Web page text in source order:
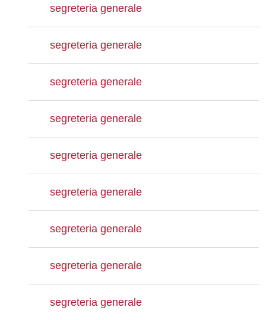
segreteria generale
segreteria generale
segreteria generale
segreteria generale
segreteria generale
segreteria generale
segreteria generale
segreteria generale
segreteria generale